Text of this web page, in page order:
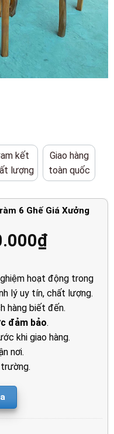
kết
lượng
Giao hàng
toàn quốc
6 Ghế Giá Xưởng
₫Giá
tại
là:
hoạt động trong
lý uy tín, chất lượng.
hàng biết đến.
đảm bảo.
khi giao hàng.
nơi.